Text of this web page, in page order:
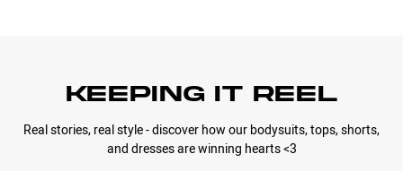
KEEPING IT REEL
Real stories, real style - discover how our bodysuits, tops, shorts,
and dresses are winning hearts <3